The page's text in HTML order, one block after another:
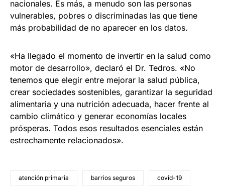
nacionales. Es más, a menudo son las personas
vulnerables, pobres o discriminadas las que tiene
más probabilidad de no aparecer en los datos.
«Ha llegado el momento de invertir en la salud como
motor de desarrollo», declaró el Dr. Tedros. «No
tenemos que elegir entre mejorar la salud pública,
crear sociedades sostenibles, garantizar la seguridad
alimentaria y una nutrición adecuada, hacer frente al
cambio climático y generar economías locales
prósperas. Todos esos resultados esenciales están
estrechamente relacionados».
atención primaria barrios seguros covid-19